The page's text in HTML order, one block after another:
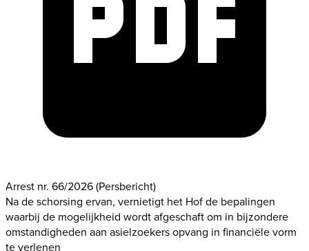
Arrest nr. 66/2026(Persbericht)
Na de schorsing ervan, vernietigt het Hof de bepalingen
waarbij de mogelijkheid wordt afgeschaft om in bijzondere
omstandigheden aan asielzoekers opvang in financiële vorm
te verlenen